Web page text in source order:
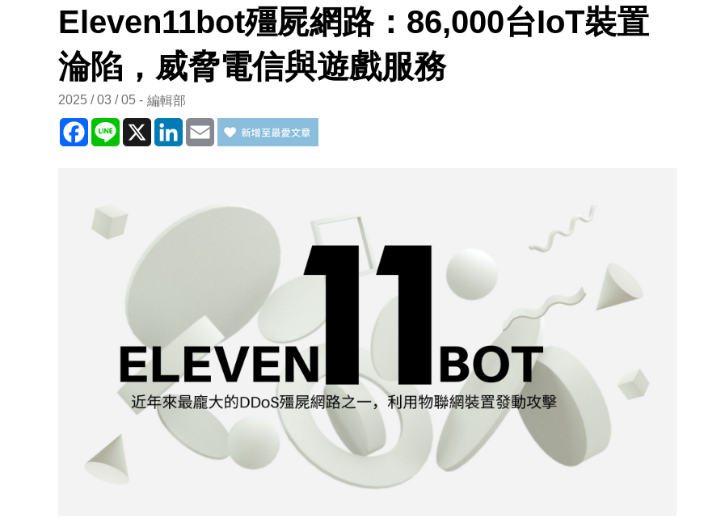
Eleven11bot殭屍網路：86,000台IoT裝置
淪陷，威脅電信與遊戲服務
2025 / 03 / 05 編輯部
Facebook
Line X LinkedInEmail